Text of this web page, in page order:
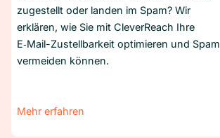
zugestellt oder landen im Spam? Wir
erklären, wie Sie mit CleverReach Ihre
E‑Mail-Zustellbarkeit optimieren und Spam
vermeiden können.
Mehr erfahren